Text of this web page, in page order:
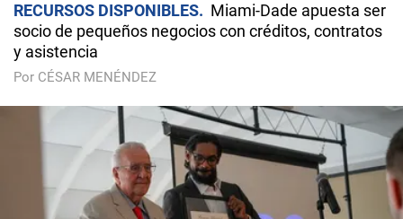
RECURSOS DISPONIBLES
Miami-Dade apuesta ser
socio de pequeños negocios con créditos, contratos
y asistencia
Por CÉSAR MENÉNDEZ